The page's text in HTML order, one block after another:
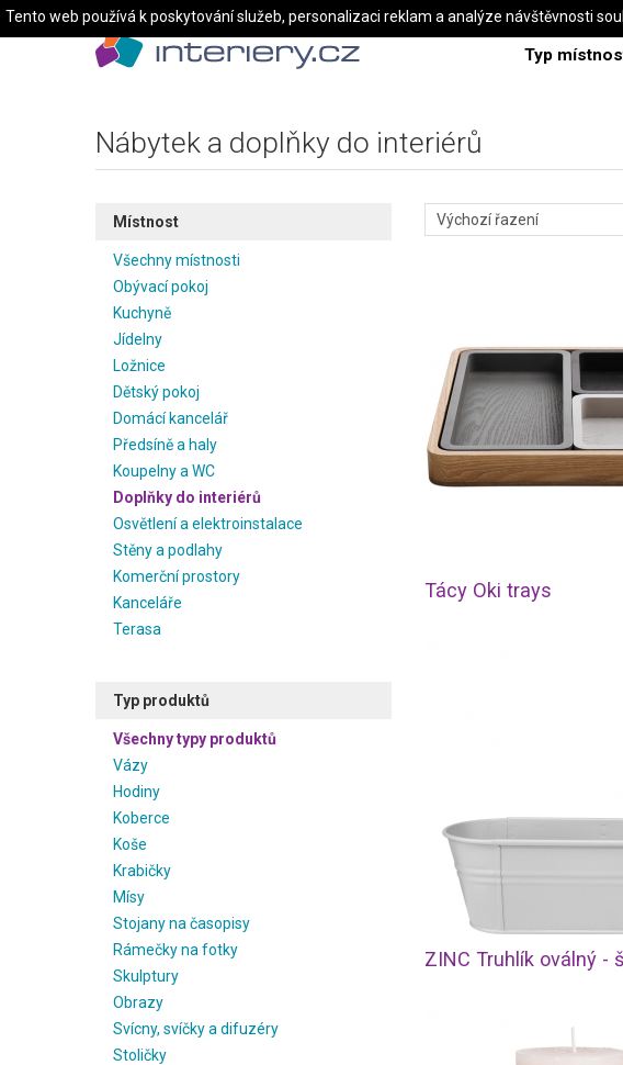
Typ
Nábytek a doplňky do interiérů
Místnost
Všechny místnosti
Obývací pokoj
Kuchyně
Jídelny
Ložnice
Dětský pokoj
Domácí kancelář
Předsíně a haly
Koupelny a WC
Doplňky do interiérů
Osvětlení a elektroinstalace
Stěny a podlahy
Komerční prostory
Kanceláře
Terasa
Typ produktů
Všechny typy produktů
Vázy
Hodiny
Koberce
Koše
Krabičky
Mísy
Stojany na časopisy
Rámečky na fotky
Skulptury
Obrazy
Svícny, svíčky a difuzéry
Stoličky
Tácy Oki trays
ZINC Truhlík oválný -
Tento web používá k poskytování služeb, personalizaci reklam a analýze návštěvnosti